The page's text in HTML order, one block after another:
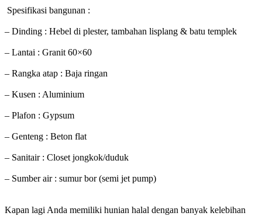
Spesifikasi bangunan :
– Dinding : Hebel di plester, tambahan lisplang & batu templek
– Lantai : Granit 60×60
– Rangka atap : Baja ringan
– Kusen : Aluminium
– Plafon : Gypsum
– Genteng : Beton flat
– Sanitair : Closet jongkok/duduk
– Sumber air : sumur bor (semi jet pump)
Kapan lagi Anda memiliki hunian halal dengan banyak kelebihan